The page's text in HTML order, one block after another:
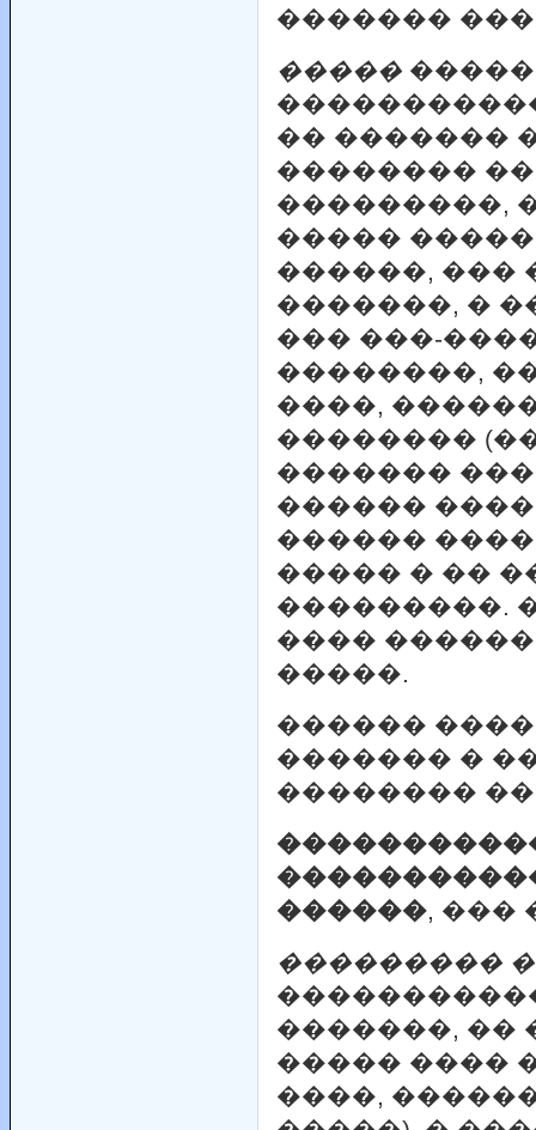
�������
�����
�� �������
��������
���������,
�����
������, ���
�������, �
��� ���-
��������,
����,
��������
�������
������
������
����� � ��
���������.
����
�����.
������
������� �
��������
������, ���
���������
�������, ��
����� ����
����,